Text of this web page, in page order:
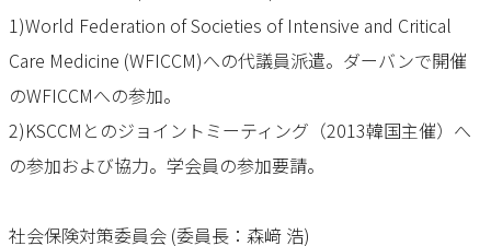
1)World Federation of Societies of Intensive and Critical
Care Medicine (WFICCM)への代議員派遣。ダーバンで開催
のWFICCMへの参加。
2)KSCCMとのジョイントミーティング（2013韓国主催）へ
の参加および協力。学会員の参加要請。
社会保険対策委員会 (委員長：森﨑 浩)